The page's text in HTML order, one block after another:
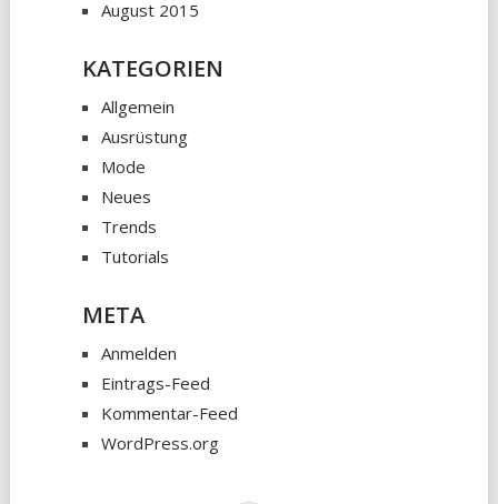
August 2015
KATEGORIEN
Allgemein
Ausrüstung
Mode
Neues
Trends
Tutorials
META
Anmelden
Eintrags-Feed
Kommentar-Feed
WordPress.org